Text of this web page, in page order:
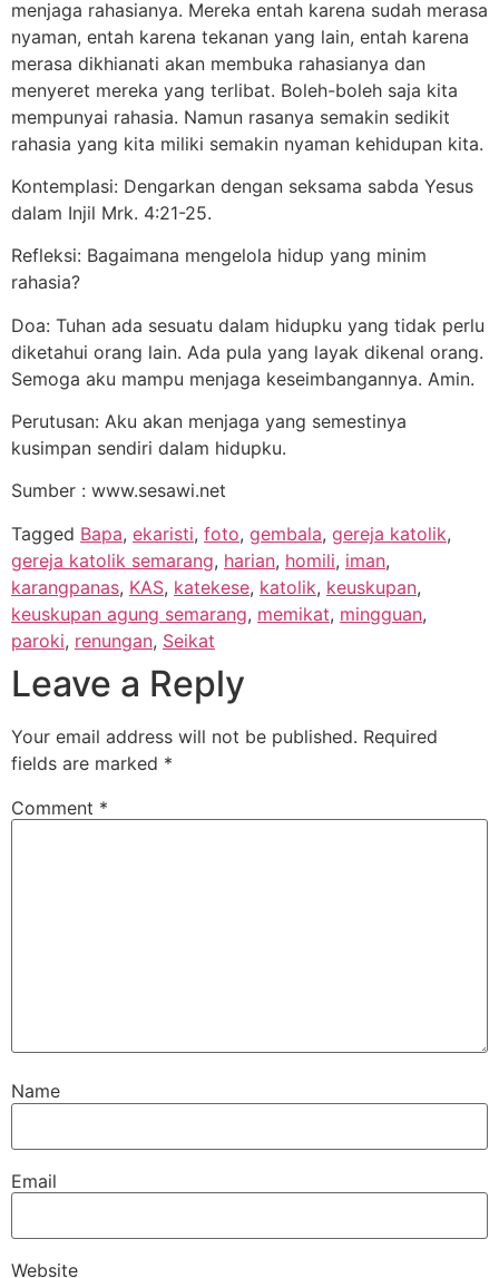
menjaga rahasianya. Mereka entah karena sudah merasa
nyaman, entah karena tekanan yang lain, entah karena
merasa dikhianati akan membuka rahasianya dan
menyeret mereka yang terlibat. Boleh-boleh saja kita
mempunyai rahasia. Namun rasanya semakin sedikit
rahasia yang kita miliki semakin nyaman kehidupan kita.
Kontemplasi: Dengarkan dengan seksama sabda Yesus
dalam Injil Mrk. 4:21-25.
Refleksi: Bagaimana mengelola hidup yang minim
rahasia?
Doa: Tuhan ada sesuatu dalam hidupku yang tidak perlu
diketahui orang lain. Ada pula yang layak dikenal orang.
Semoga aku mampu menjaga keseimbangannya. Amin.
Perutusan: Aku akan menjaga yang semestinya
kusimpan sendiri dalam hidupku.
Sumber : www.sesawi.net
Tagged Bapa, ekaristi, foto, gembala, gereja katolik,
gereja katolik semarang, harian, homili, iman,
karangpanas, KAS, katekese, katolik, keuskupan,
keuskupan agung semarang, memikat, mingguan,
paroki, renungan, Seikat
Leave a Reply
Your email address will not be published. Required
fields are marked *
Comment *
Name
Email
Website